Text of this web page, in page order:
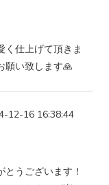
く仕上げて頂きま
願い致します🙏
12-16 16:38:44
うございます！